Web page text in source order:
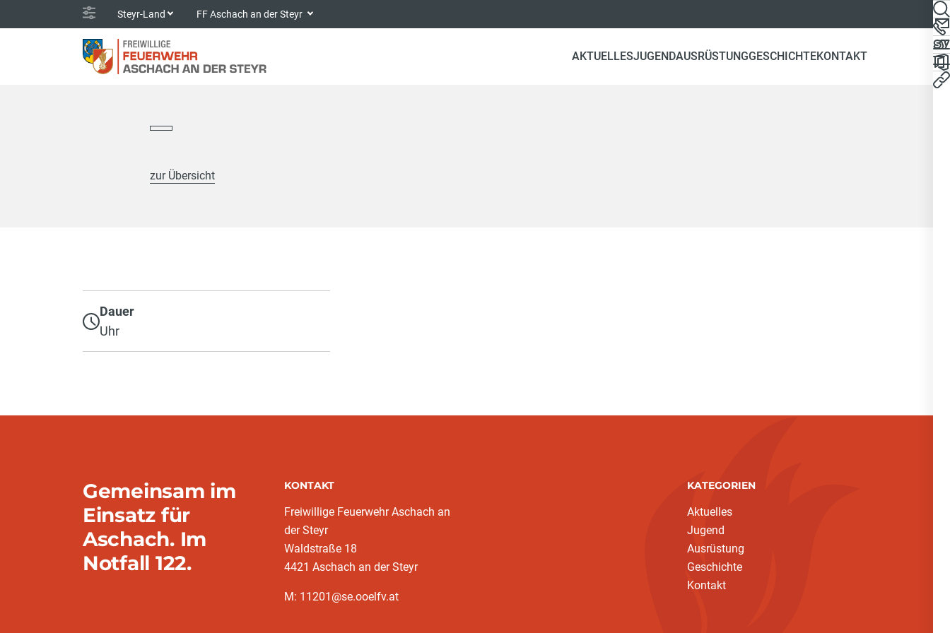
Steyr-Land FF Aschach an der Steyr
AKTUELLESJUGENDAUSRÜSTUNGGESCHICHTEKONTAKT
zur Übersicht
Dauer
Uhr
Gemeinsam im
Einsatz für
Aschach. Im
Notfall 122.
KONTAKT
Freiwillige Feuerwehr Aschach an
der Steyr
Waldstraße 18
4421 Aschach an der Steyr
M: 11201@se.ooelfv.at
KATEGORIEN
Aktuelles
Jugend
Ausrüstung
Geschichte
Kontakt